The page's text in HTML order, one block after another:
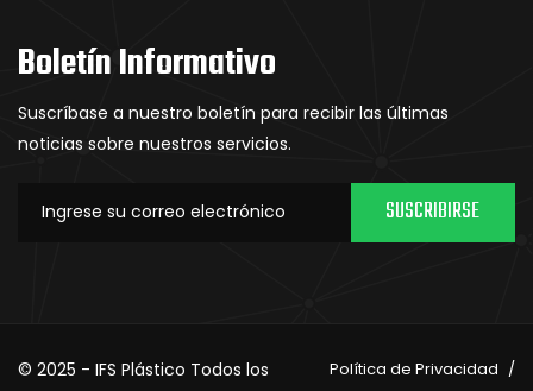
Boletín Informativo
Suscríbase a nuestro boletín para recibir las últimas
noticias sobre nuestros servicios.
SUSCRIBIRSE
© 2025 - IFS Plástico Todos los
Política de Privacidad